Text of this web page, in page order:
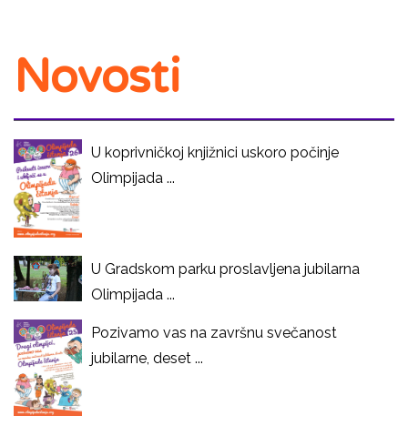
Novosti
U koprivničkoj knjižnici uskoro počinje
Olimpijada ...
U Gradskom parku proslavljena jubilarna
Olimpijada ...
Pozivamo vas na završnu svečanost
jubilarne, deset ...